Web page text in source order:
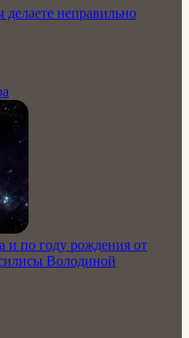
неправильно
и по году рождения от
Володиной